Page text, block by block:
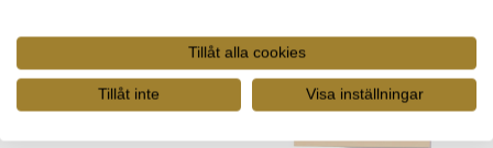
med bandvävning. Den är lätt att lära sig och ger snabba
resultat.
Behöver jag speciella verktyg för brickvävning?
För brickvävning behöver du brickor, garn och en metod för
Tillåt alla cookies
Tillåt inte Visa inställningar